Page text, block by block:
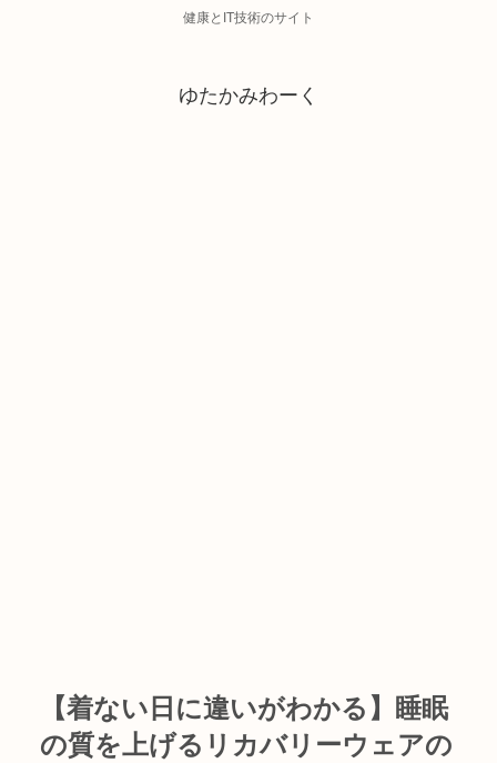
健康とIT技術のサイト
ゆたかみわーく
【着ない日に違いがわかる】睡眠
の質を上げるリカバリーウェアの